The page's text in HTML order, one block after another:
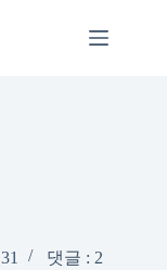
댓글 : 2